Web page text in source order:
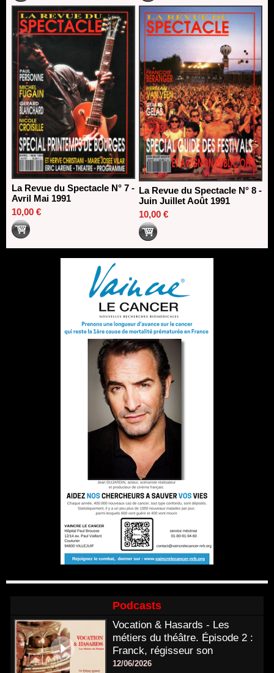
La Revue du Spectacle N° 7 -
Avril Mai 1991
10,00 €
La Revue du Spectacle N° 8 -
Juin Juillet Août 1991
10,00 €
Podcasts
Vocation & Hasards - Les
métiers du théâtre. Épisode 2 :
Franck, régisseur son
12/06/2026